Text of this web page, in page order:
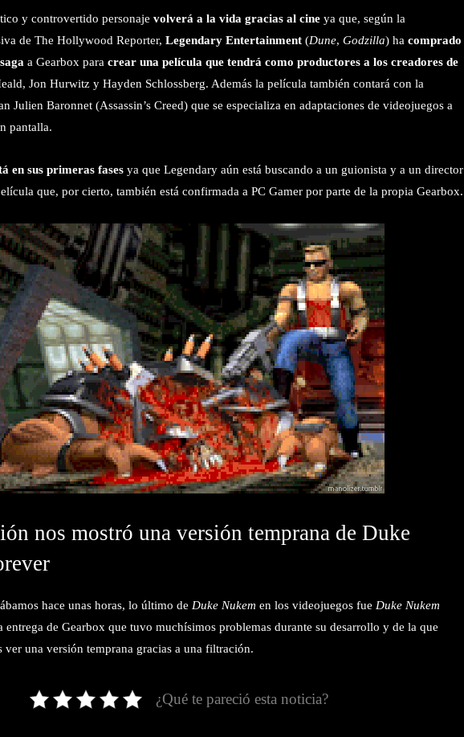
y controvertido personaje volverá a la vida gracias al cine ya que, según la
de The Hollywood Reporter, Legendary Entertainment (Dune, Godzilla) ha comprado
a Gearbox para crear una película que tendrá como productores a los creadores de
Jon Hurwitz y Hayden Schlossberg. Además la película también contará con la
Julien Baronnet (Assassin’s Creed) que se especializa en adaptaciones de videojuegos a
pantalla.
en sus primeras fases ya que Legendary aún está buscando a un guionista y a un director
que, por cierto, también está confirmada a PC Gamer por parte de la propia Gearbox.
nos mostró una versión temprana de Duke
hace unas horas, lo último de Duke Nukem en los videojuegos fue Duke Nukem
entrega de Gearbox que tuvo muchísimos problemas durante su desarrollo y de la que
ver una versión temprana gracias a una filtración.
¿Qué te pareció esta noticia?